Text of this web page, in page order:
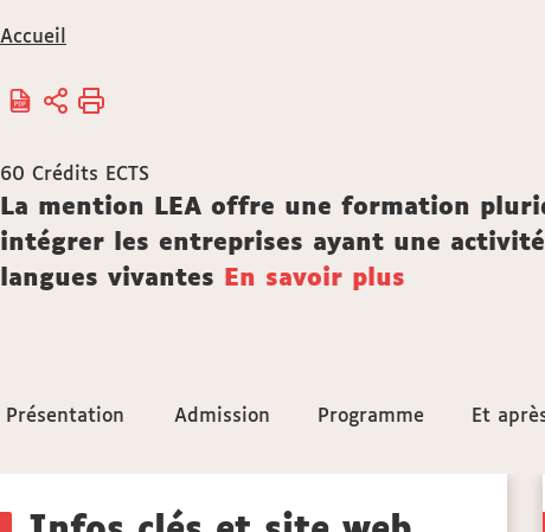
Vous
ici :
Accueil
60 Crédits ECTS
Description
La mention LEA offre une formation
intégrer les entreprises ayant une
langues vivantes
En savoir plus
Accéder
sections
Présentation
Présentation Admission
Admission Programme
Programme Et
Et
Détails